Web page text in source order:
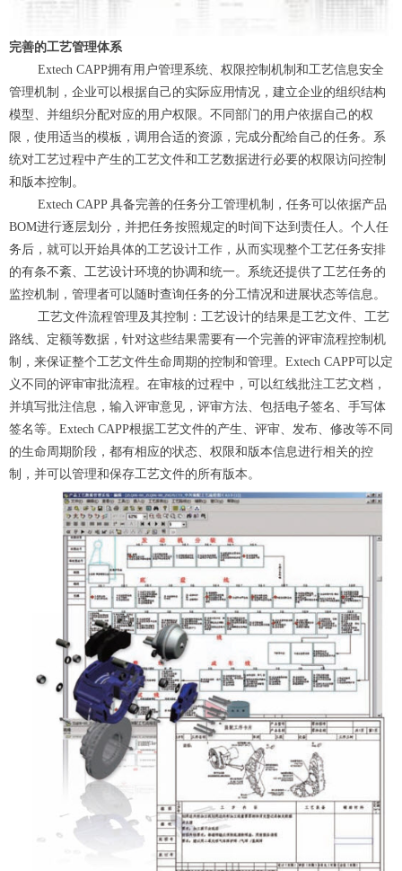
完善的工艺管理体系
Extech CAPP拥有用户管理系统、权限控制机制和工艺信息安全
管理机制，企业可以根据自己的实际应用情况，建立企业的组织结构
模型、并组织分配对应的用户权限。不同部门的用户依据自己的权
限，使用适当的模板，调用合适的资源，完成分配给自己的任务。系
统对工艺过程中产生的工艺文件和工艺数据进行必要的权限访问控制
和版本控制。
Extech CAPP 具备完善的任务分工管理机制，任务可以依据产品
BOM进行逐层划分，并把任务按照规定的时间下达到责任人。个人任
务后，就可以开始具体的工艺设计工作，从而实现整个工艺任务安排
的有条不紊、工艺设计环境的协调和统一。系统还提供了工艺任务的
监控机制，管理者可以随时查询任务的分工情况和进展状态等信息。
工艺文件流程管理及其控制：工艺设计的结果是工艺文件、工艺
路线、定额等数据，针对这些结果需要有一个完善的评审流程控制机
制，来保证整个工艺文件生命周期的控制和管理。Extech CAPP可以定
义不同的评审审批流程。在审核的过程中，可以红线批注工艺文档，
并填写批注信息，输入评审意见，评审方法、包括电子签名、手写体
签名等。Extech CAPP根据工艺文件的产生、评审、发布、修改等不同
的生命周期阶段，都有相应的状态、权限和版本信息进行相关的控
制，并可以管理和保存工艺文件的所有版本。